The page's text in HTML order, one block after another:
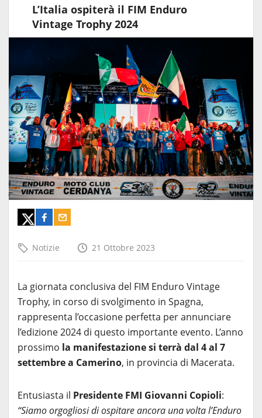
L’Italia ospiterà il FIM Enduro
Vintage Trophy 2024
Notizie 21 Ottobre 2023
La giornata conclusiva del FIM Enduro Vintage
Trophy, in corso di svolgimento in Spagna,
rappresenta l’occasione perfetta per annunciare
l’edizione 2024 di questo importante evento. L’anno
prossimo la manifestazione si terrà dal 4 al 7
settembre a Camerino, in provincia di Macerata.
Entusiasta il Presidente FMI Giovanni Copioli:
“Siamo orgogliosi di ospitare ancora una volta l’Enduro